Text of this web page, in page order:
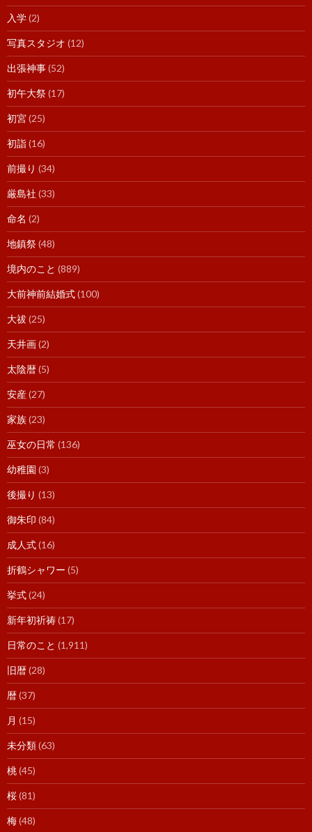
入学(2)
写真スタジオ (12)
出張神事(52)
初午大祭(17)
初宮(25)
初詣(16)
前撮り (34)
厳島社 (33)
命名 (2)
地鎮祭(48)
境内のこと (889)
大前神前結婚式(100)
大祓(25)
天井画(2)
太陰暦(5)
安産(27)
家族(23)
巫女の日常 (136)
幼稚園 (3)
後撮り (13)
御朱印 (84)
成人式(16)
折鶴シャワー (5)
挙式(24)
新年初祈祷(17)
日常のこと (1,911)
旧暦(28)
暦(37)
月 (15)
未分類(63)
桃(45)
桜(81)
梅(48)